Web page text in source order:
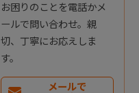
お困りのことを電話かメ
ールで問い合わせ。親
切、丁寧にお応えしま
す。
メールで